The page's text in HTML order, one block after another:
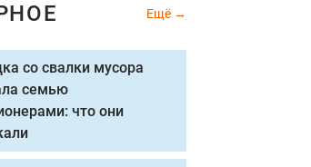
Ещё
со свалки мусора
семью
что они